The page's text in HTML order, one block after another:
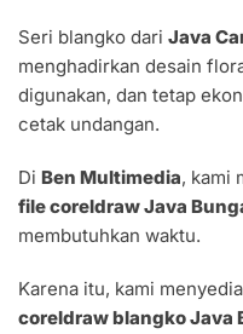
ASLI
Seri blangko dari Java
menghadirkan desain
digunakan, dan tetap
cetak undangan.
Di Ben Multimedia, kami
file coreldraw Java
membutuhkan waktu.
Karena itu, kami
coreldraw blangko Java